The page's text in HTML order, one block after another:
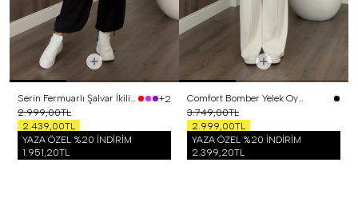
Serin Fermuarlı Şalvar İkili Takım Siyah
+2
2.999,00TL
2.439,00TL
YAZA ÖZEL %20 İNDİRİM
1.951,20TL
Comfort Bomber Yelek Oysh Üçlü Takım Beyaz
3.749,00TL
2.999,00TL
YAZA ÖZEL %20 İNDİRİM
2.399,20TL